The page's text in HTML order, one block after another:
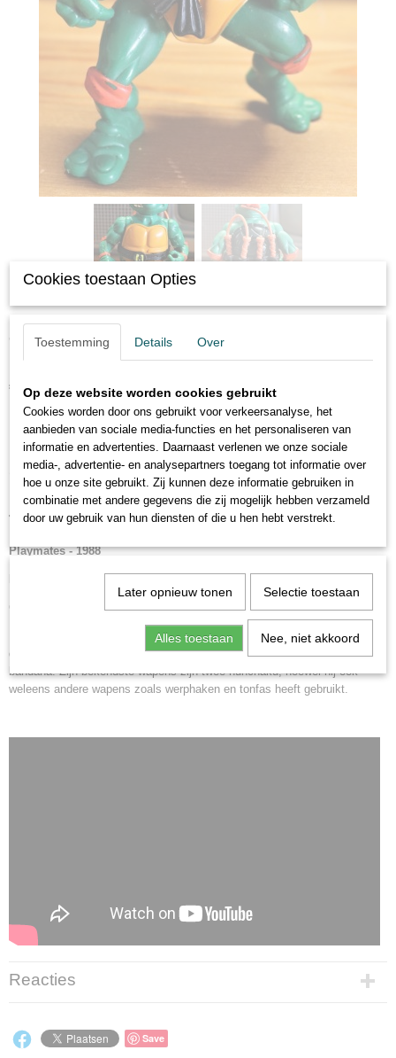
TMNT Michaelangelo
€ 8,95 (inclusief btw 21%)
Op voorraad
Omschrijving
TMNT Michaelangelo
Playmates - 1988
Comes with 2 weapons, One weapon is broken.
Michelangelo is een personage uit de strips, films en televisieseries van
de Teenage Mutant Ninja Turtles. Hij is te herkennen aan zijn oranje
bandana. Zijn bekendste wapens zijn twee nunchaku, hoewel hij ook
weleens andere wapens zoals werphaken en tonfas heeft gebruikt.
Reacties
Save
Cookies toestaan Opties
Toestemming Details Over
Op deze website worden cookies gebruikt
Cookies worden door ons gebruikt voor verkeersanalyse, het
aanbieden van sociale media-functies en het personaliseren van
informatie en advertenties. Daarnaast verlenen we onze sociale
media-, advertentie- en analysepartners toegang tot informatie over
hoe u onze site gebruikt. Zij kunnen deze informatie gebruiken in
combinatie met andere gegevens die zij mogelijk hebben verzameld
door uw gebruik van hun diensten of die u hen hebt verstrekt.
Later opnieuw tonen Selectie toestaan
Alles toestaan Nee, niet akkoord